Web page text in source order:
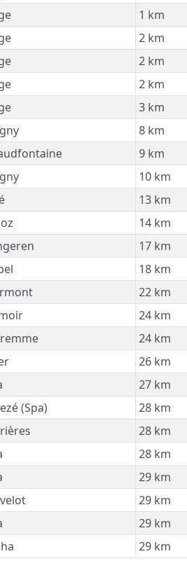
1 km
2 km
2 km
2 km
3 km
8 km
9 km
10 km
13 km
14 km
17 km
18 km
22 km
24 km
24 km
26 km
27 km
(Spa)
28 km
28 km
28 km
29 km
29 km
29 km
29 km